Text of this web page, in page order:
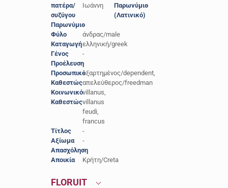
πατέρα/
συζύγου
Ιωάννη
Παρωνύμιο
-
Φύλο
άνδρας/male
Καταγωγήελληνική/greek
Γένος
-
Προέλευση-
Προσωπικό
Καθεστώς
εξαρτημένος/dependent,
απελεύθερος/freedman
Κοινωνικό
Καθεστώς
villanus,
villanus
feudi,
francus
Τίτλος
-
Αξίωμα
-
Απασχόληση
-
Αποικία
Κρήτη/Creta
Παρωνύμιο
(Λατινικό)
-
FLORUIT